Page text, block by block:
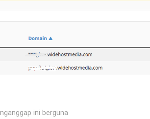
ini berguna